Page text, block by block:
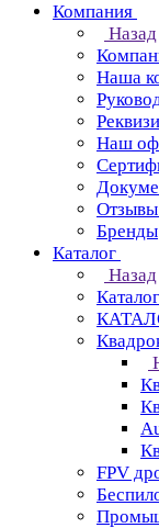
Компания
Назад
Наша
Наш
Бренды
Каталог
Назад
Каталог
FPV